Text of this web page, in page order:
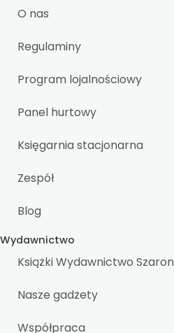
O nas
Regulaminy
Program lojalnościowy
Panel hurtowy
Księgarnia stacjonarna
Zespół
Blog
Wydawnictwo
Książki Wydawnictwo Szaron
Nasze gadżety
Współpraca